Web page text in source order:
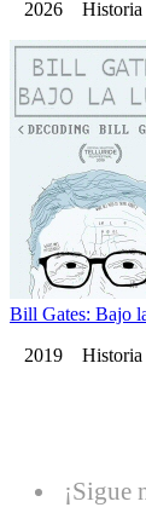
2026 Historia
Bill Gates: Bajo
2019 Historia
¡Sigue